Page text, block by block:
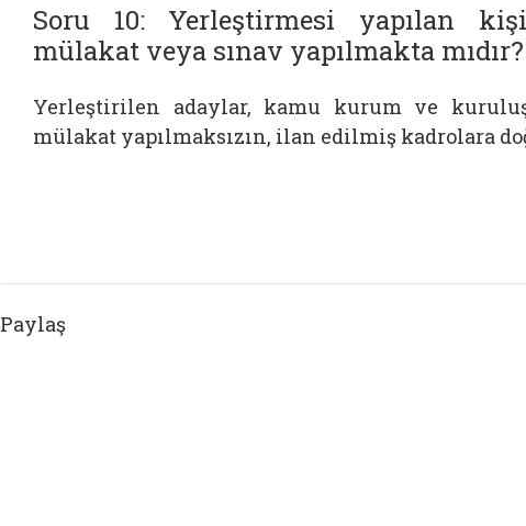
Soru 10: Yerleştirmesi yapılan
mülakat veya sınav yapılmakta mıdır?
Yerleştirilen adaylar, kamu kurum ve
mülakat yapılmaksızın, ilan edilmiş kadrolara
Paylaş